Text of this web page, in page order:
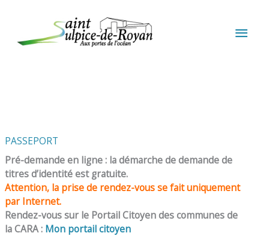
PASSEPORT
Pré-demande en ligne : la démarche de demande de
titres d’identité est gratuite.
Attention, la prise de rendez-vous se fait uniquement
par Internet.
Rendez-vous sur le Portail Citoyen des communes de
la CARA : Mon portail citoyen